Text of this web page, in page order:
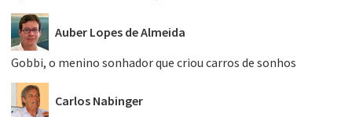
Auber Lopes de Almeida
Gobbi, o menino sonhador que criou carros de sonhos
Carlos Nabinger